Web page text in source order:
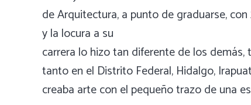
de Arquitectura, a punto de graduarse,
y la locura a su
carrera lo hizo tan diferente de los
tanto en el Distrito Federal, Hidalgo,
creaba arte con el pequeño trazo de una